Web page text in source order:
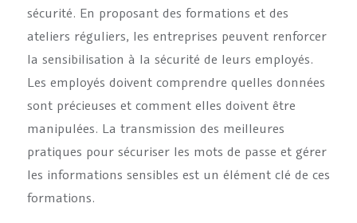
sécurité. En proposant des formations et des
ateliers réguliers, les entreprises peuvent renforcer
la sensibilisation à la sécurité de leurs employés.
Les employés doivent comprendre quelles données
sont précieuses et comment elles doivent être
manipulées. La transmission des meilleures
pratiques pour sécuriser les mots de passe et gérer
les informations sensibles est un élément clé de ces
formations.